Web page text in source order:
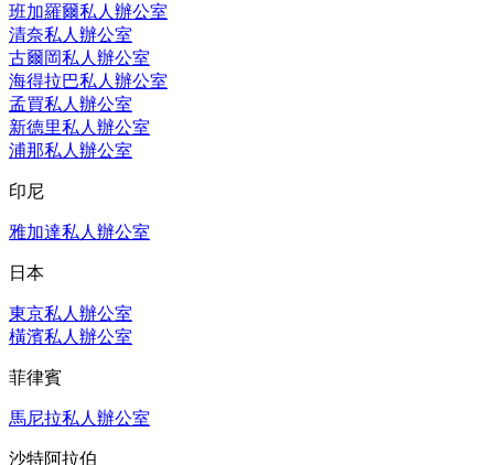
班加羅爾私人辦公室
清奈私人辦公室
古爾岡私人辦公室
海得拉巴私人辦公室
孟買私人辦公室
新德里私人辦公室
浦那私人辦公室
印尼
雅加達私人辦公室
日本
東京私人辦公室
橫濱私人辦公室
菲律賓
馬尼拉私人辦公室
沙特阿拉伯